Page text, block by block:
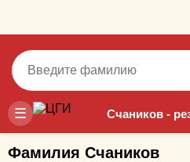
☰ Счаников -
Точный
Фамилия Счаников